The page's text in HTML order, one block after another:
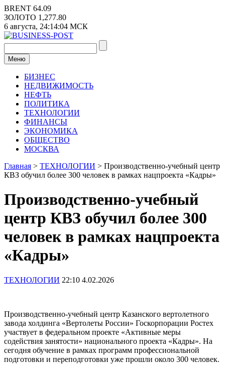
Перейти
к
содержимому
BRENT 64.09
ЗОЛОТО 1,277.80
6 августа, 24:14:04 МСК
Меню
БИЗНЕС
НЕДВИЖИМОСТЬ
НЕФТЬ
ПОЛИТИКА
ТЕХНОЛОГИИ
ФИНАНСЫ
ЭКОНОМИКА
ОБЩЕСТВО
МОСКВА
Главная > ТЕХНОЛОГИИ > Производственно-учебный центр
КВЗ обучил более 300 человек в рамках нацпроекта «Кадры»
Производственно-учебный
центр КВЗ обучил более 300
человек в рамках нацпроекта
«Кадры»
ТЕХНОЛОГИИ 22:10 4.02.2026
Производственно-учебный центр Казанского вертолетного
завода холдинга «Вертолеты России» Госкорпорации Ростех
участвует в федеральном проекте «Активные меры
содействия занятости» национального проекта «Кадры». На
сегодня обучение в рамках программ профессиональной
подготовки и переподготовки уже прошли около 300 человек.